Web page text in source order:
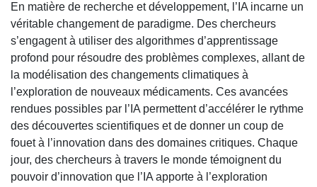
En matière de recherche et développement, l’IA incarne un
véritable changement de paradigme. Des chercheurs
s’engagent à utiliser des algorithmes d’apprentissage
profond pour résoudre des problèmes complexes, allant de
la modélisation des changements climatiques à
l’exploration de nouveaux médicaments. Ces avancées
rendues possibles par l’IA permettent d’accélérer le rythme
des découvertes scientifiques et de donner un coup de
fouet à l’innovation dans des domaines critiques. Chaque
jour, des chercheurs à travers le monde témoignent du
pouvoir d’innovation que l’IA apporte à l’exploration